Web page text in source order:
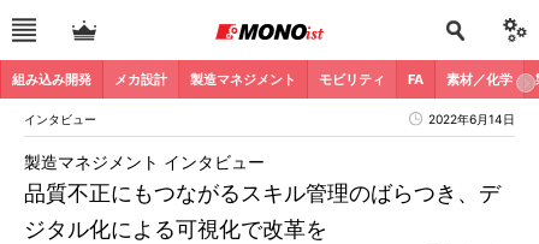
組み込み開発 メカ設計 製造マネジメント モビリティ FA 素材／化学
インタビュー 2022年6月14日
品質不正にもつながるスキル管理のばらつき、デ
ジタル化による可視化で改革を
製造マネジメント インタビュー